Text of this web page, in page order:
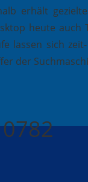
erhält
heute auch
lassen sich
der